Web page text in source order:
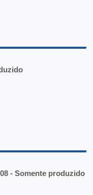
- Somente produzido